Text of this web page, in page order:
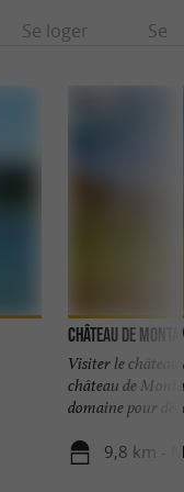
trop gras,
Se loger Se
Château de
Visiter le
château de
domaine pour
9,8 km -